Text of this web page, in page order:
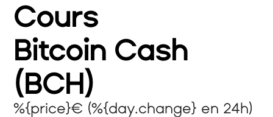
Cours
Bitcoin Cash
(BCH)
%{price}€ (%{day.change} en 24h)